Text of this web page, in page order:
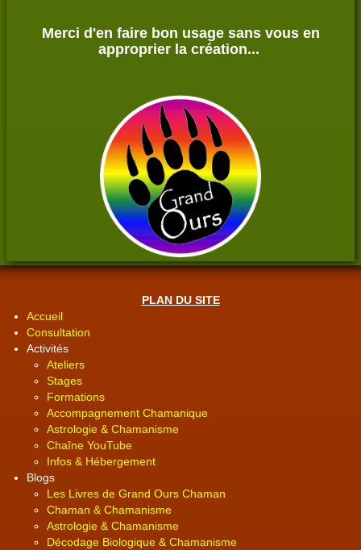
Merci d'en faire bon usage sans vous en
approprier la création...
PLAN DU SITE
Accueil
Consultation
Activités
Ateliers
Stages
Formations
Accompagnement Chamanique
Astrologie & Chamanisme
Chaîne YouTube
Infos & Hébergement
Blogs
Les Livres de Grand Ours Chaman
Chaman & Chamanisme
Astrologie & Chamanisme
Décodage Biologique & Chamanisme